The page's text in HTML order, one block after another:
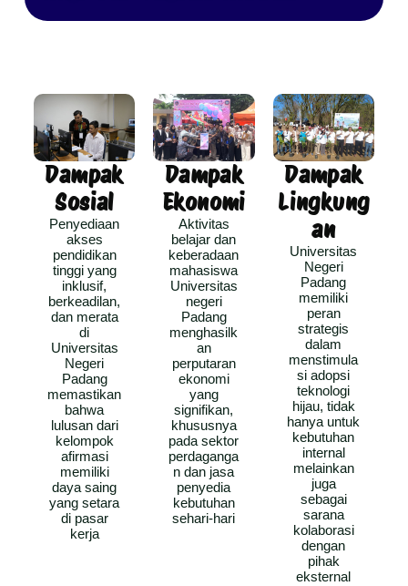
Dampak
Sosial
Penyediaan
akses
pendidikan
tinggi yang
inklusif,
berkeadilan,
dan merata
di
Universitas
Negeri
Padang
memastikan
bahwa
lulusan dari
kelompok
afirmasi
memiliki
daya saing
yang setara
di pasar
kerja
Dampak
Ekonomi
Aktivitas
belajar dan
keberadaan
mahasiswa
Universitas
negeri
Padang
menghasilk
an
perputaran
ekonomi
yang
signifikan,
khususnya
pada sektor
perdaganga
n dan jasa
penyedia
kebutuhan
sehari-hari
Dampak
Lingkung
an
Universitas
Negeri
Padang
memiliki
peran
strategis
dalam
menstimula
si adopsi
teknologi
hijau, tidak
hanya untuk
kebutuhan
internal
melainkan
juga
sebagai
sarana
kolaborasi
dengan
pihak
eksternal